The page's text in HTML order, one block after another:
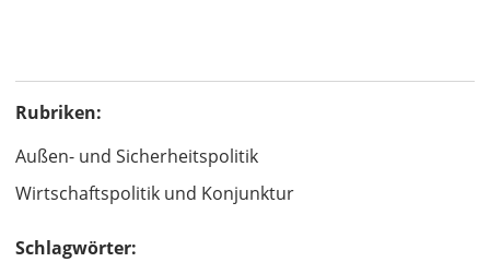
Rubriken:
Außen- und Sicherheitspolitik
Wirtschaftspolitik und Konjunktur
Schlagwörter: